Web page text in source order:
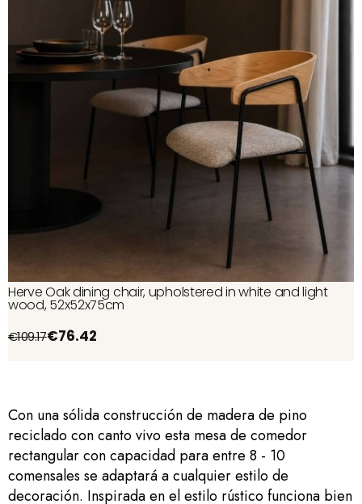
Herve Oak dining chair, upholstered in white and light
wood, 52x52x75cm
€109.17€76.42
Con una sólida construcción de madera de pino
reciclado con canto vivo esta mesa de comedor
rectangular con capacidad para entre 8 - 10
comensales se adaptará a cualquier estilo de
decoración. Inspirada en el estilo rústico funciona bien